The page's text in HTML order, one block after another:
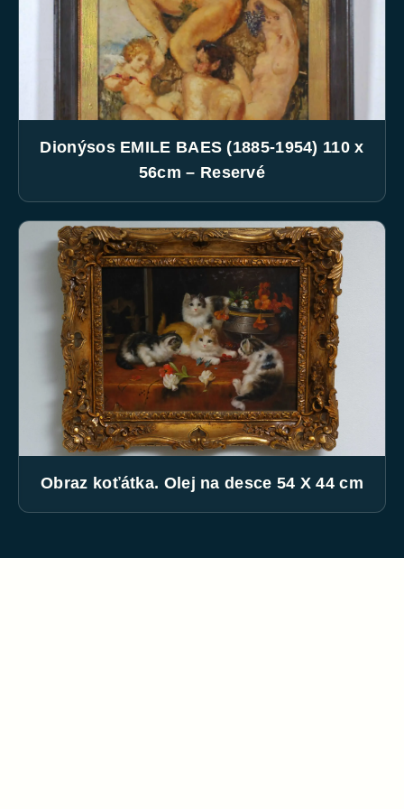
Dionýsos EMILE BAES (1885-1954) 110 x
56cm – Reservé
Obraz koťátka. Olej na desce 54 X 44 cm